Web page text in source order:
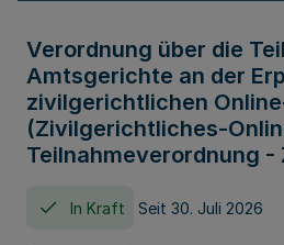
Verordnung über die
Amtsgerichte an der
zivilgerichtlichen
(Zivilgerichtliches-
Teilnahmeverordnung -
In Kraft Seit 30. Juli 2026